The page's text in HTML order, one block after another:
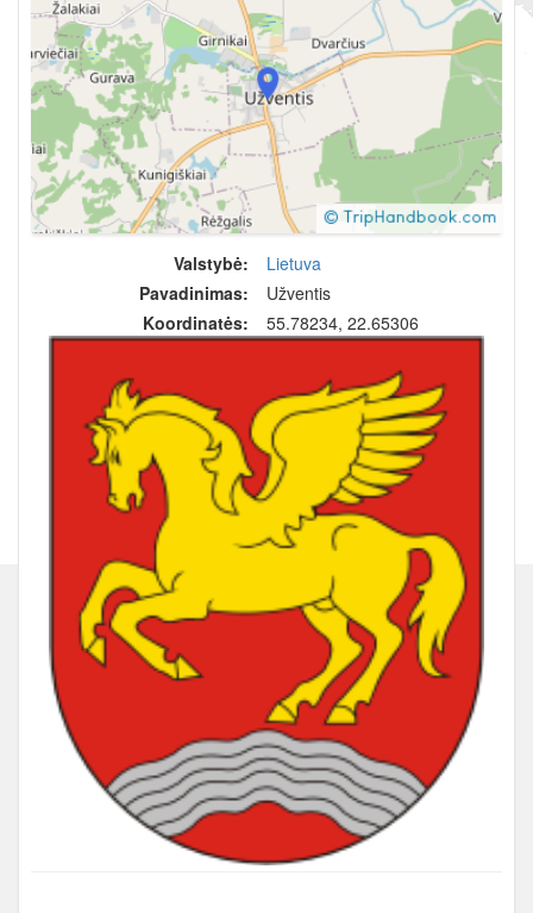
Valstybė:
Lietuva
Pavadinimas:
Užventis
Koordinatės:
55.78234, 22.65306